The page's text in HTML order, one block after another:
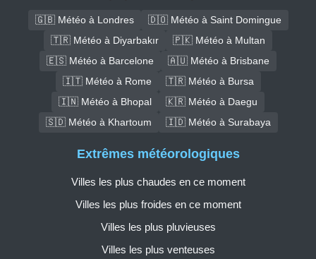
🇬🇧 Météo à Londres
🇩🇴 Météo à Saint Domingue
🇹🇷 Météo à Diyarbakır
🇵🇰 Météo à Multan
🇪🇸 Météo à Barcelone
🇦🇺 Météo à Brisbane
🇮🇹 Météo à Rome
🇹🇷 Météo à Bursa
🇮🇳 Météo à Bhopal
🇰🇷 Météo à Daegu
🇸🇩 Météo à Khartoum
🇮🇩 Météo à Surabaya
Extrêmes météorologiques
Villes les plus chaudes en ce moment
Villes les plus froides en ce moment
Villes les plus pluvieuses
Villes les plus venteuses